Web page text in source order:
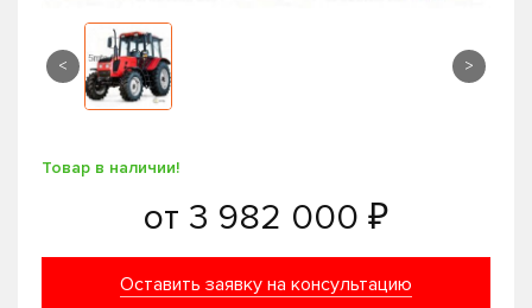
< >
Товар в наличии!
от 3 982 000 ₽
Оставить заявку на консультацию